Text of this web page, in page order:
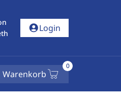
account_circleLogin
Warenkorb
0